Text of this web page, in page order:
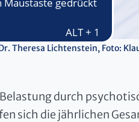
Theresa Lichtenstein, Foto:
durch
sich die jährlichen